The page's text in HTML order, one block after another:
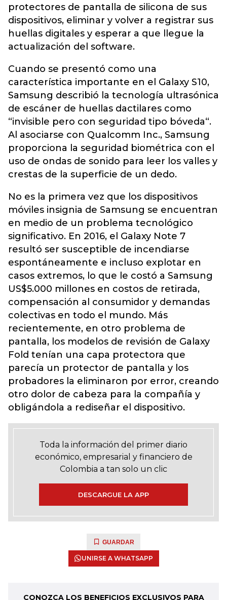
protectores de pantalla de silicona de sus
dispositivos, eliminar y volver a registrar sus
huellas digitales y esperar a que llegue la
actualización del software.
Cuando se presentó como una
característica importante en el Galaxy S10,
Samsung describió la tecnología ultrasónica
de escáner de huellas dactilares como
“invisible pero con seguridad tipo bóveda“.
Al asociarse con Qualcomm Inc., Samsung
proporciona la seguridad biométrica con el
uso de ondas de sonido para leer los valles y
crestas de la superficie de un dedo.
No es la primera vez que los dispositivos
móviles insignia de Samsung se encuentran
en medio de un problema tecnológico
significativo. En 2016, el Galaxy Note 7
resultó ser susceptible de incendiarse
espontáneamente e incluso explotar en
casos extremos, lo que le costó a Samsung
US$5.000 millones en costos de retirada,
compensación al consumidor y demandas
colectivas en todo el mundo. Más
recientemente, en otro problema de
pantalla, los modelos de revisión de Galaxy
Fold tenían una capa protectora que
parecía un protector de pantalla y los
probadores la eliminaron por error, creando
otro dolor de cabeza para la compañía y
obligándola a rediseñar el dispositivo.
Toda la información del primer diario
económico, empresarial y financiero de
Colombia a tan solo un clic
DESCARGUE LA APP
GUARDAR
UNIRSE A WHATSAPP
CONOZCA LOS BENEFICIOS EXCLUSIVOS PARA